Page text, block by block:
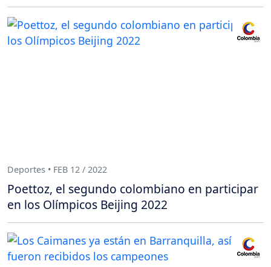
Deportes • FEB 12 / 2022
Poettoz, el segundo colombiano en participar
en los Olímpicos Beijing 2022